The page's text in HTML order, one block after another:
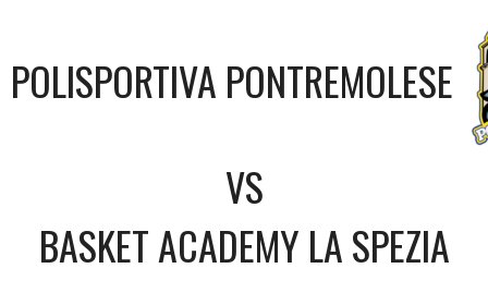
POLISPORTIVA PONTREMOLESE
VS
BASKET ACADEMY LA SPEZIA